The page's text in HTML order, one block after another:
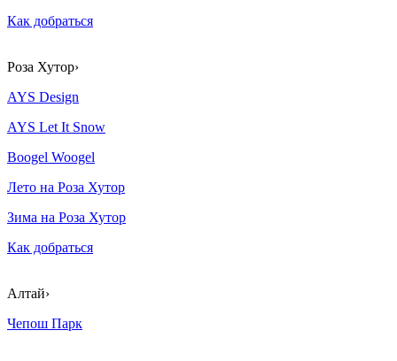
Как добраться
Роза Хутор›
AYS Design
AYS Let It Snow
Boogel Woogel
Лето на Роза Хутор
Зима на Роза Хутор
Как добраться
Алтай›
Чепош Парк